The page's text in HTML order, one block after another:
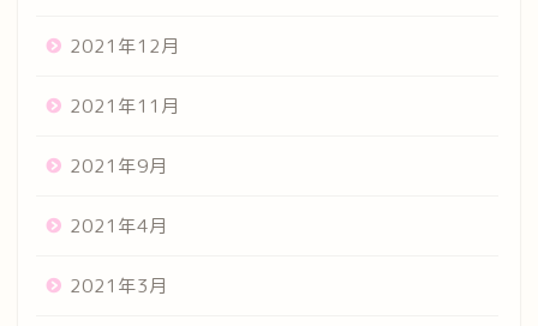
2021年12月
2021年11月
2021年9月
2021年4月
2021年3月